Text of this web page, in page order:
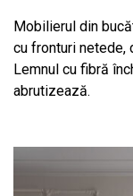
Mobilierul din
cu fronturi netede,
Lemnul cu fibră
abrutizează.